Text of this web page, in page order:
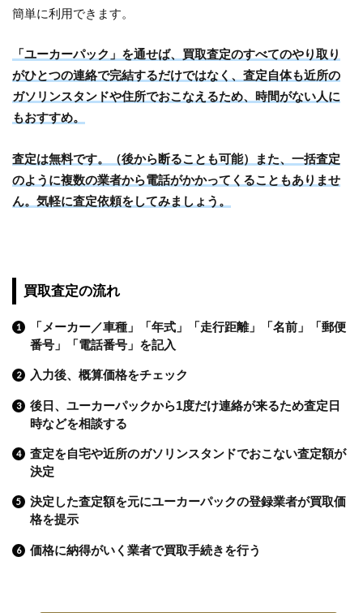
簡単に利用できます。
「ユーカーパック」を通せば、買取査定のすべてのやり取り
がひとつの連絡で完結するだけではなく、査定自体も近所の
ガソリンスタンドや住所でおこなえるため、時間がない人に
もおすすめ。
査定は無料です。（後から断ることも可能）また、一括査定
のように複数の業者から電話がかかってくることもありませ
ん。気軽に査定依頼をしてみましょう。
買取査定の流れ
「メーカー／車種」「年式」「走行距離」「名前」「郵便
番号」「電話番号」を記入
入力後、概算価格をチェック
後日、ユーカーパックから1度だけ連絡が来るため査定日
時などを相談する
査定を自宅や近所のガソリンスタンドでおこない査定額が
決定
決定した査定額を元にユーカーパックの登録業者が買取価
格を提示
価格に納得がいく業者で買取手続きを行う